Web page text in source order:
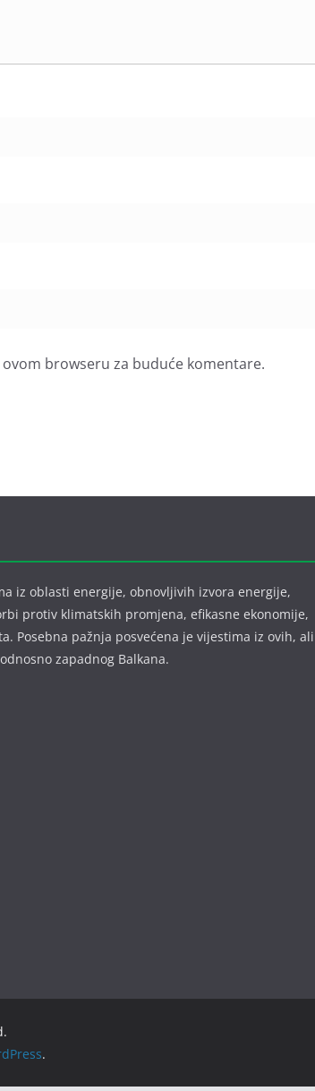
browseru za buduće komentare.
iz oblasti energije, obnovljivih izvora energije,
protiv klimatskih promjena, efikasne ekonomije,
Posebna pažnja posvećena je vijestima iz ovih, ali
zapadnog Balkana.
.